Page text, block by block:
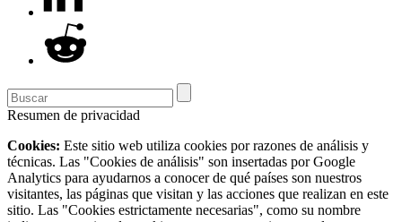
Resumen de privacidad
Cookies: Este sitio web utiliza cookies por razones de análisis y
técnicas. Las "Cookies de análisis" son insertadas por Google
Analytics para ayudarnos a conocer de qué países son nuestros
visitantes, las páginas que visitan y las acciones que realizan en este
sitio. Las "Cookies estrictamente necesarias", como su nombre